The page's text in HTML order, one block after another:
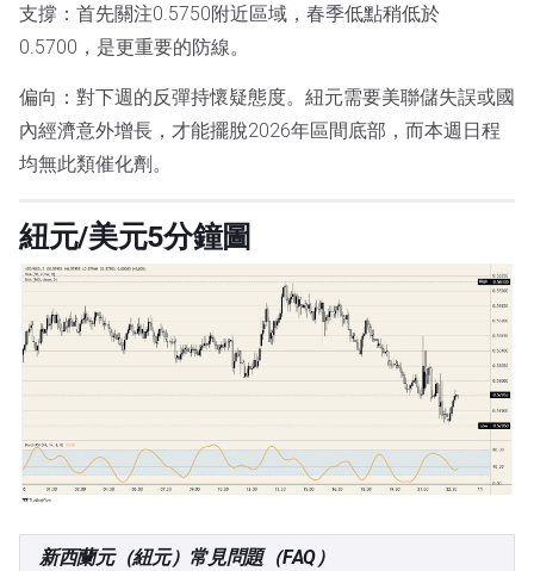
支撐：首先關注0.5750附近區域，春季低點稍低於
0.5700，是更重要的防線。
偏向：對下週的反彈持懷疑態度。紐元需要美聯儲失誤或國
內經濟意外增長，才能擺脫2026年區間底部，而本週日程
均無此類催化劑。
紐元/美元5分鐘圖
新西蘭元（紐元）常見問題（FAQ）